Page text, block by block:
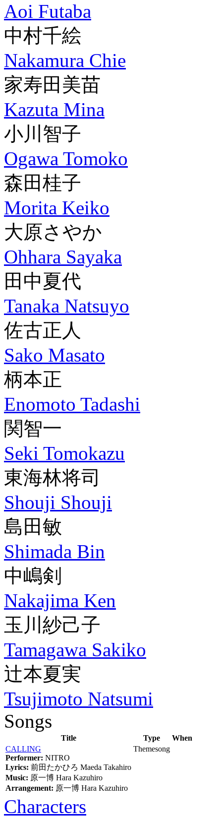
Aoi Futaba
中村千絵
Nakamura Chie
家寿田美苗
Kazuta Mina
小川智子
Ogawa Tomoko
森田桂子
Morita Keiko
大原さやか
Ohhara Sayaka
田中夏代
Tanaka Natsuyo
佐古正人
Sako Masato
柄本正
Enomoto Tadashi
関智一
Seki Tomokazu
東海林将司
Shouji Shouji
島田敏
Shimada Bin
中嶋剣
Nakajima Ken
玉川紗己子
Tamagawa Sakiko
辻本夏実
Tsujimoto Natsumi
Songs
Title Type
When
CALLING
Performer: NITRO
Lyrics: 前田たかひろ Maeda Takahiro
Music: 原一博 Hara Kazuhiro
Arrangement: 原一博 Hara Kazuhiro
Themesong
Characters